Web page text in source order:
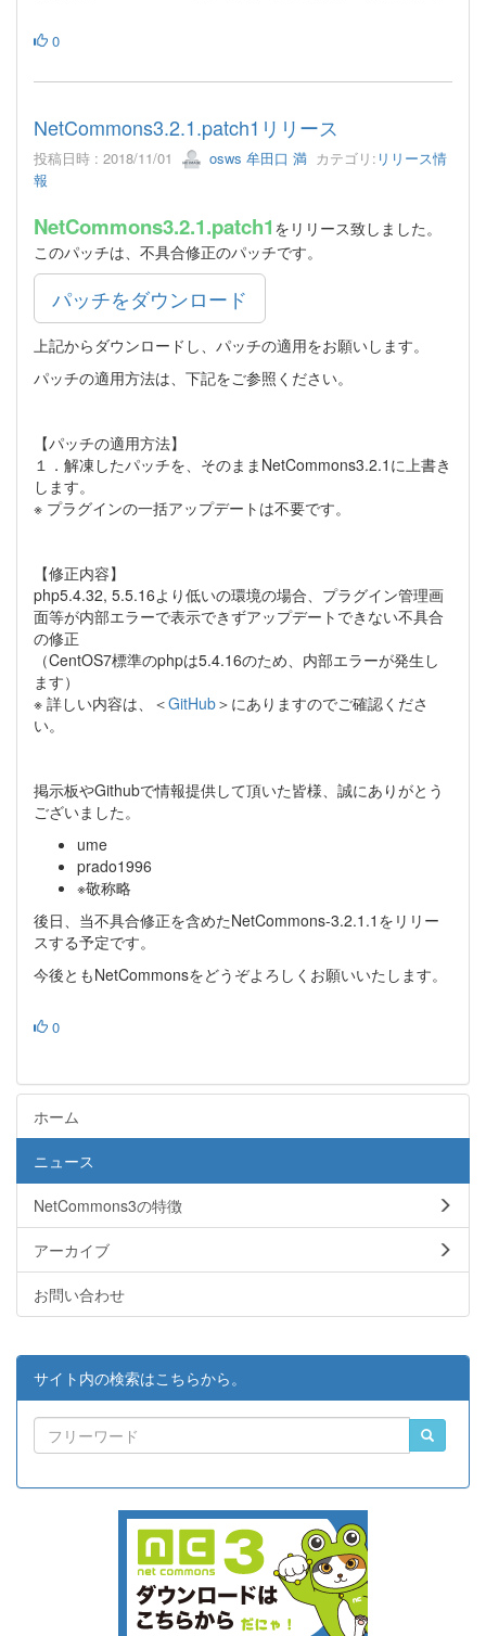
0
NetCommons3.2.1.patch1リリース
投稿日時 : 2018/11/01 osws 牟田口 満 カテゴリ: リリース情
報
NetCommons3.2.1.patch1 をリリース致しました。
このパッチは、不具合修正のパッチです。
パッチをダウンロード
上記からダウンロードし、パッチの適用をお願いします。
パッチの適用方法は、下記をご参照ください。
【パッチの適用方法】
１．解凍したパッチを、そのままNetCommons3.2.1に上書き
します。
※ プラグインの一括アップデートは不要です。
【修正内容】
php5.4.32, 5.5.16より低いの環境の場合、プラグイン管理画
面等が内部エラーで表示できずアップデートできない不具合
の修正
（CentOS7標準のphpは5.4.16のため、内部エラーが発生し
ます）
※ 詳しい内容は、＜GitHub＞にありますのでご確認くださ
い。
掲示板やGithubで情報提供して頂いた皆様、誠にありがとう
ございました。
ume
prado1996
※敬称略
後日、当不具合修正を含めたNetCommons-3.2.1.1をリリー
スする予定です。
今後ともNetCommonsをどうぞよろしくお願いいたします。
0
ホーム
ニュース
NetCommons3の特徴
アーカイブ
お問い合わせ
サイト内の検索はこちらから。